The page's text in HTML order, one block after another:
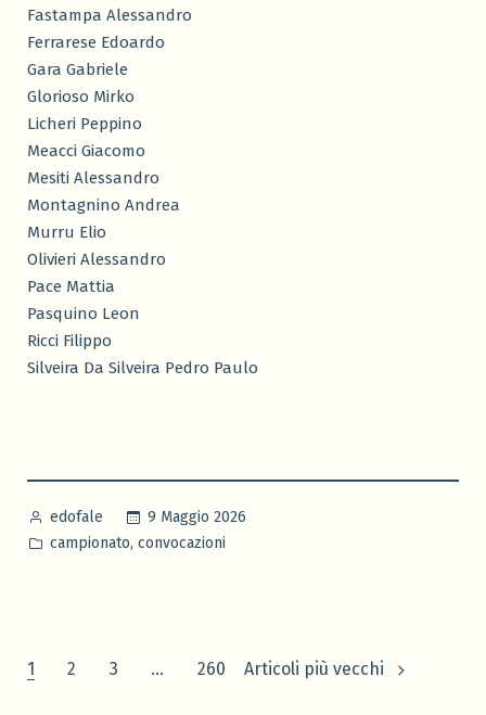
Fastampa Alessandro
Ferrarese Edoardo
Gara Gabriele
Glorioso Mirko
Licheri Peppino
Meacci Giacomo
Mesiti Alessandro
Montagnino Andrea
Murru Elio
Olivieri Alessandro
Pace Mattia
Pasquino Leon
Ricci Filippo
Silveira Da Silveira Pedro Paulo
Pubblicato
da
edofale
9 Maggio 2026
Pubblicato
campionato, convocazioni
Paginazione
1 2 3 … 260 Articoli più vecchi